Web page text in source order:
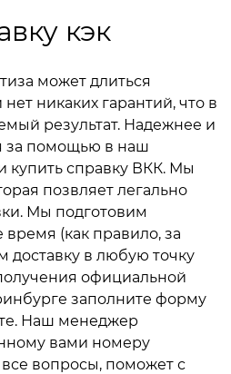
кэк
может длиться
никаких гарантий, что в
результат. Надежнее и
за помощью в наш
купить справку ВКК. Мы
позвляет легально
Мы подготовим
время (как правило, за
доставку в любую точку
официальной
заполните форму
Наш менеджер
вами номеру
все вопросы, поможет с